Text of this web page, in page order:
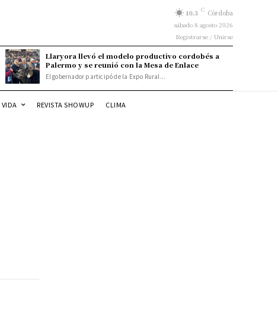
10.3 C Córdoba
sábado 8 agosto 2026
Registrarse / Unirse
Llaryora llevó el modelo productivo cordobés a
Palermo y se reunió con la Mesa de Enlace
El gobernador participó de la Expo Rural...
VIDA REVISTA SHOWUP CLIMA